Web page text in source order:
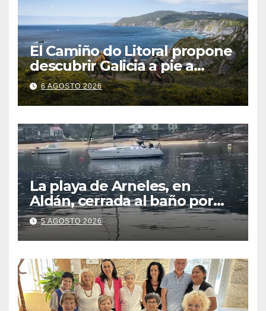
El Camiño do Litoral propone
descubrir Galicia a pie a
través de más de 1.300
kilómetros
6 AGOSTO 2026
La playa de Arneles, en
Aldán, cerrada al baño por
contaminación del agua tras
detectarse restos fecales
5 AGOSTO 2026